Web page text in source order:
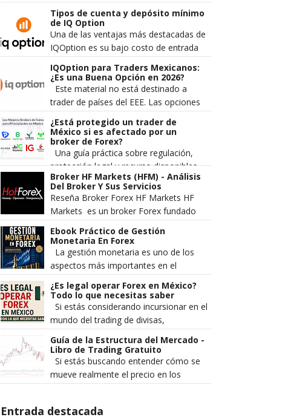
movimiento del precio de un par de
divisas. Los traders más
experimentado...
Tipos de cuenta y depósito mínimo
de IQ Option
Una de las ventajas más destacadas de
IQOption es su bajo costo de entrada
comparado con otros brokers de forex
y opciones. Sin embargo, muc...
IQOption para Traders Mexicanos:
¿Es una Buena Opción en 2026?
Este material no está destinado a
trader de países del EEE. Las opciones
digitales no se promocionan ni se
venden a comerciantes minorista...
¿Está protegido un trader de
México si es afectado por un
broker de Forex?
Una guía práctica sobre regulación,
protección legal y recurso disponibles
en México Cada vez más mexicanos se
aventuran al mercado Forex...
Broker HF Markets (HFM) - Análisis
Del Broker Y Sus Servicios
Reseña Broker Forex HF Markets HF
Markets es un broker Forex fundado
en el 2010 el cual pertenece a la
compañía HF Markets LT...
Ebook Práctico de Gestión
Monetaria En Forex
La gestión monetaria es uno de los
aspectos más importantes en el
trading. Es lo que separa a los traders
rentables de los que pierden de ...
¿Es legal operar Forex en México?
Todo lo que necesitas saber
Si estás considerando incursionar en el
mundo del trading de divisas,
seguramente te has preguntado: ¿es
legal operar Forex en México? Es...
Guía de la Estructura del Mercado -
Libro de Trading Gratuito
Si estás buscando entender cómo se
mueve realmente el precio en los
mercados financieros, Guía de la
Entrada destacada